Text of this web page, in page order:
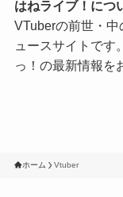
はねライブ！につ
VTuberの前世・
ュースサイトです
っ！の最新情報を
ホーム Vtuber